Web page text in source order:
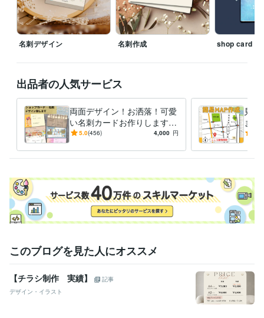
名刺デザイン 名刺作成 shop card
出品者の人気サービス
両面デザイン！お洒落！可愛
い名刺カードお作りします
こだわり！名刺やお店のポイ
か？
5.0(456) 4,000 円
見
ま
シ・
このブログを見た人にオススメ
【チラシ制作 実績】
記事
デザイン・イラスト